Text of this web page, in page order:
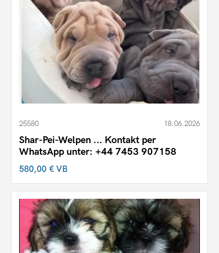
25580 18.06.2026
Shar-Pei-Welpen ... Kontakt per
WhatsApp unter: +44 7453 907158
580,00 €VB